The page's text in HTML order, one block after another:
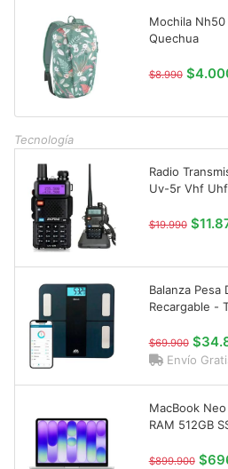
Mochila
Quechua
$8.990
Tecnología
Radio
Uv-5r Vhf
$19.990
Balanza Pesa
Recargable -
$69.900
Envío
MacBook
RAM 512GB
$899.900